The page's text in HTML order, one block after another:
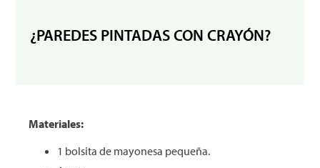
¿PAREDES PINTADAS CON CRAYÓN?
Materiales:
1 bolsita de mayonesa pequeña.